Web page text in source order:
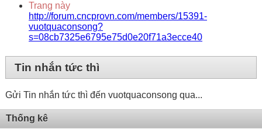
Trang này
http://forum.cncprovn.com/members/15391-
vuotquaconsong?
s=08cb7325e6795e75d0e20f71a3ecce40
Tin nhắn tức thì
Gửi Tin nhắn tức thì đến vuotquaconsong qua...
Thống kê